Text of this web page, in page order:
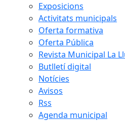
Exposicions
Activitats municipals
Oferta formativa
Oferta Pública
Revista Municipal La
Butlletí digital
Notícies
Avisos
Rss
Agenda municipal